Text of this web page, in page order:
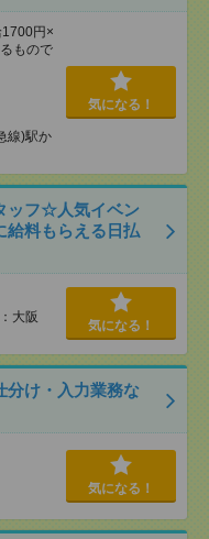
円×
もので
線)駅か
気になる！
ッフ☆人気イベン
給料もらえる日払
大阪
気になる！
分け・入力業務な
気になる！